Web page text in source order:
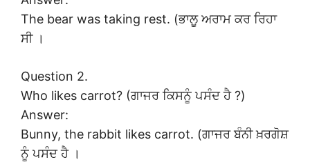
The bear was taking rest. (ਭਾਲੂ ਅਰਾਮ ਕਰ ਰਿਹਾ
ਸੀ ।
Question 2.
Who likes carrot? (ਗਾਜਰ ਕਿਸਨੂੰ ਪਸੰਦ ਹੈ ?)
Answer:
Bunny, the rabbit likes carrot. (ਗਾਜਰ ਬੰਨੀ ਖ਼ਰਗੋਸ਼
ਨੂੰ ਪਸੰਦ ਹੈ ।